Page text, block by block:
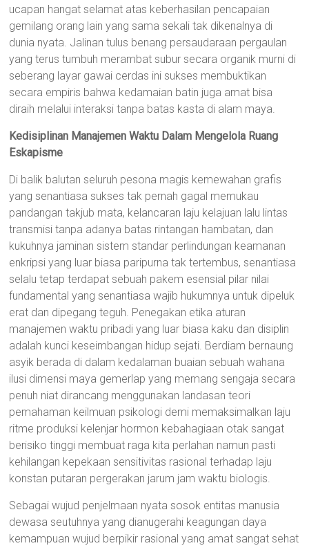
ucapan hangat selamat atas keberhasilan pencapaian
gemilang orang lain yang sama sekali tak dikenalnya di
dunia nyata. Jalinan tulus benang persaudaraan pergaulan
yang terus tumbuh merambat subur secara organik murni di
seberang layar gawai cerdas ini sukses membuktikan
secara empiris bahwa kedamaian batin juga amat bisa
diraih melalui interaksi tanpa batas kasta di alam maya.
Kedisiplinan Manajemen Waktu Dalam Mengelola Ruang
Eskapisme
Di balik balutan seluruh pesona magis kemewahan grafis
yang senantiasa sukses tak pernah gagal memukau
pandangan takjub mata, kelancaran laju kelajuan lalu lintas
transmisi tanpa adanya batas rintangan hambatan, dan
kukuhnya jaminan sistem standar perlindungan keamanan
enkripsi yang luar biasa paripurna tak tertembus, senantiasa
selalu tetap terdapat sebuah pakem esensial pilar nilai
fundamental yang senantiasa wajib hukumnya untuk dipeluk
erat dan dipegang teguh. Penegakan etika aturan
manajemen waktu pribadi yang luar biasa kaku dan disiplin
adalah kunci keseimbangan hidup sejati. Berdiam bernaung
asyik berada di dalam kedalaman buaian sebuah wahana
ilusi dimensi maya gemerlap yang memang sengaja secara
penuh niat dirancang menggunakan landasan teori
pemahaman keilmuan psikologi demi memaksimalkan laju
ritme produksi kelenjar hormon kebahagiaan otak sangat
berisiko tinggi membuat raga kita perlahan namun pasti
kehilangan kepekaan sensitivitas rasional terhadap laju
konstan putaran pergerakan jarum jam waktu biologis.
Sebagai wujud penjelmaan nyata sosok entitas manusia
dewasa seutuhnya yang dianugerahi keagungan daya
kemampuan wujud berpikir rasional yang amat sangat sehat